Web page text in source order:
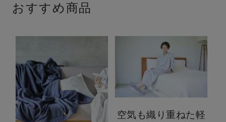
おすすめ商品
空気も織り重ねた軽